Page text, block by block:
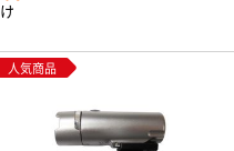
け
人気商品